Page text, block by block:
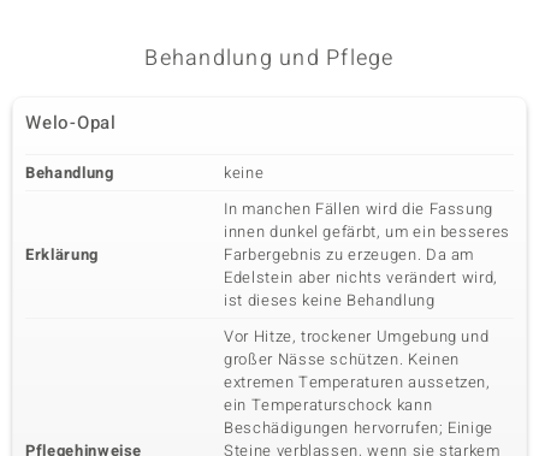
Behandlung und Pflege
Welo-Opal
Behandlung keine
Erklärung
In manchen Fällen wird die Fassung
innen dunkel gefärbt, um ein besseres
Farbergebnis zu erzeugen. Da am
Edelstein aber nichts verändert wird,
ist dieses keine Behandlung
Pflegehinweise
Vor Hitze, trockener Umgebung und
großer Nässe schützen. Keinen
extremen Temperaturen aussetzen,
ein Temperaturschock kann
Beschädigungen hervorrufen; Einige
Steine verblassen, wenn sie starkem